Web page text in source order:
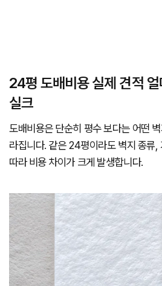
24평 도배비용 실제 견적
실크
도배비용은 단순히 평수 보다는 어떤
라집니다. 같은 24평이라도 벽지 종류,
따라 비용 차이가 크게 발생합니다.